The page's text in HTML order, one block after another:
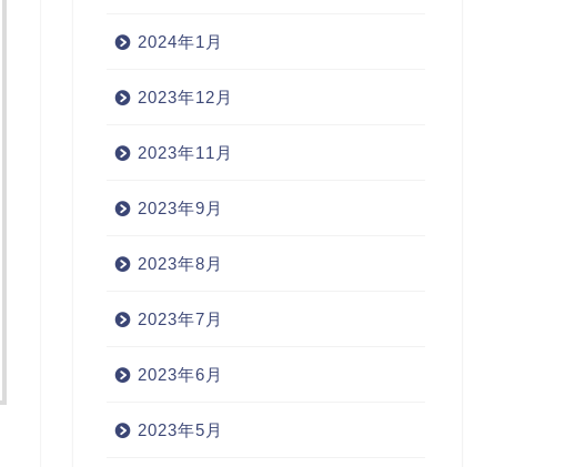
2024年1月
2023年12月
2023年11月
2023年9月
2023年8月
2023年7月
2023年6月
2023年5月